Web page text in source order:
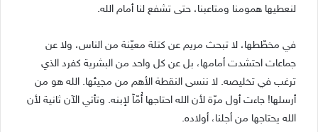
لنعطيها همومنا ومتاعبنا، حتى تشفع لنا أمام الله.
في مخطّطها، لا تبحث مريم عن كتلة معيّنة من الناس، ولا عن
جماعات احتشدت أمامها، بل عن كل واحد من البشرية كفرد الذي
ترغب في تخليصه. لا ننسى النقطة الأهم من مجيئها. الله هو من
أرسلها! جاءت أول مرّة لأن الله احتاجها أُمّاً لإبنه. وتأتي الآن ثانية لأن
الله يحتاجها من أجلنا، أولاده.